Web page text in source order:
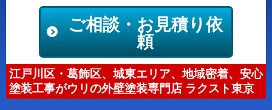
ご相談・お見積り依
頼
江戸川区・葛飾区、城東エリア、地域密着、安心
塗装工事がウリの外壁塗装専門店 ラクスト東京